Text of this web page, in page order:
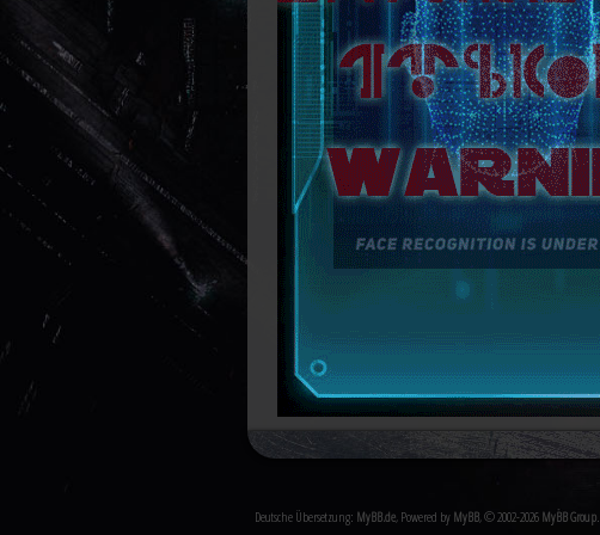
Deutsche Übersetzung: MyBB.de, Powered by MyBB, © 2002-2026 MyBB Group.